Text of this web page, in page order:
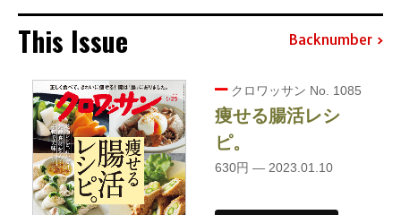
This Issue Backnumber
クロワッサン No. 1085
痩せる腸活レシ
ピ。
630円 — 2023.01.10